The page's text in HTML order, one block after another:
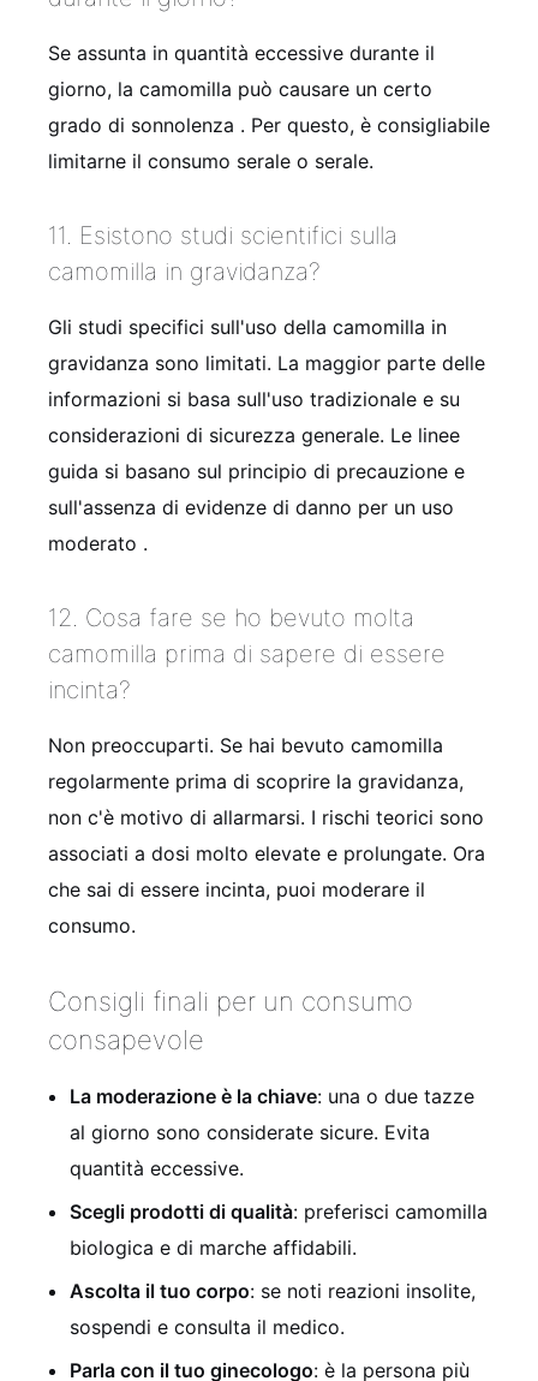
Se assunta in quantità eccessive durante il
giorno, la camomilla può causare un certo
grado di sonnolenza . Per questo, è consigliabile
limitarne il consumo serale o serale.
11. Esistono studi scientifici sulla
camomilla in gravidanza?
Gli studi specifici sull'uso della camomilla in
gravidanza sono limitati. La maggior parte delle
informazioni si basa sull'uso tradizionale e su
considerazioni di sicurezza generale. Le linee
guida si basano sul principio di precauzione e
sull'assenza di evidenze di danno per un uso
moderato .
12. Cosa fare se ho bevuto molta
camomilla prima di sapere di essere
incinta?
Non preoccuparti. Se hai bevuto camomilla
regolarmente prima di scoprire la gravidanza,
non c'è motivo di allarmarsi. I rischi teorici sono
associati a dosi molto elevate e prolungate. Ora
che sai di essere incinta, puoi moderare il
consumo.
Consigli finali per un consumo
consapevole
La moderazione è la chiave: una o due tazze
al giorno sono considerate sicure. Evita
quantità eccessive.
Scegli prodotti di qualità: preferisci camomilla
biologica e di marche affidabili.
Ascolta il tuo corpo: se noti reazioni insolite,
sospendi e consulta il medico.
Parla con il tuo ginecologo: è la persona più